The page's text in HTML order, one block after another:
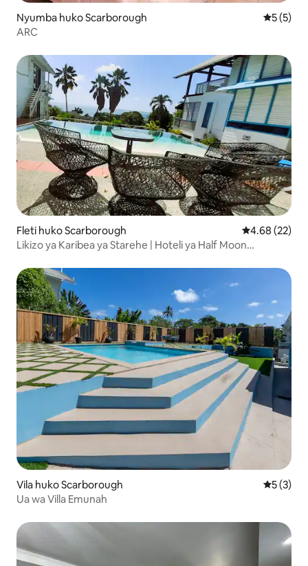
Nyumba huko Scarborough
5 (5)
ARC
Fleti huko Scarborough Ukadiriaji wa
4.68 (22)
Likizo ya Karibea ya Starehe | Hoteli ya Half Moon
Vila huko Scarborough
5 (3)
Ua wa Villa Emunah